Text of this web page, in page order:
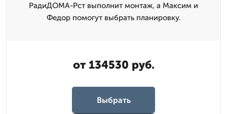
РадиДОМА-Рст выполнит монтаж, а Максим и
Федор помогут выбрать планировку.
от 134530 руб.
Выбрать